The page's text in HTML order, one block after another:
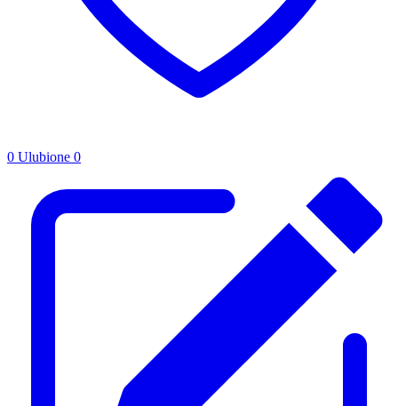
0 Ulubione 0